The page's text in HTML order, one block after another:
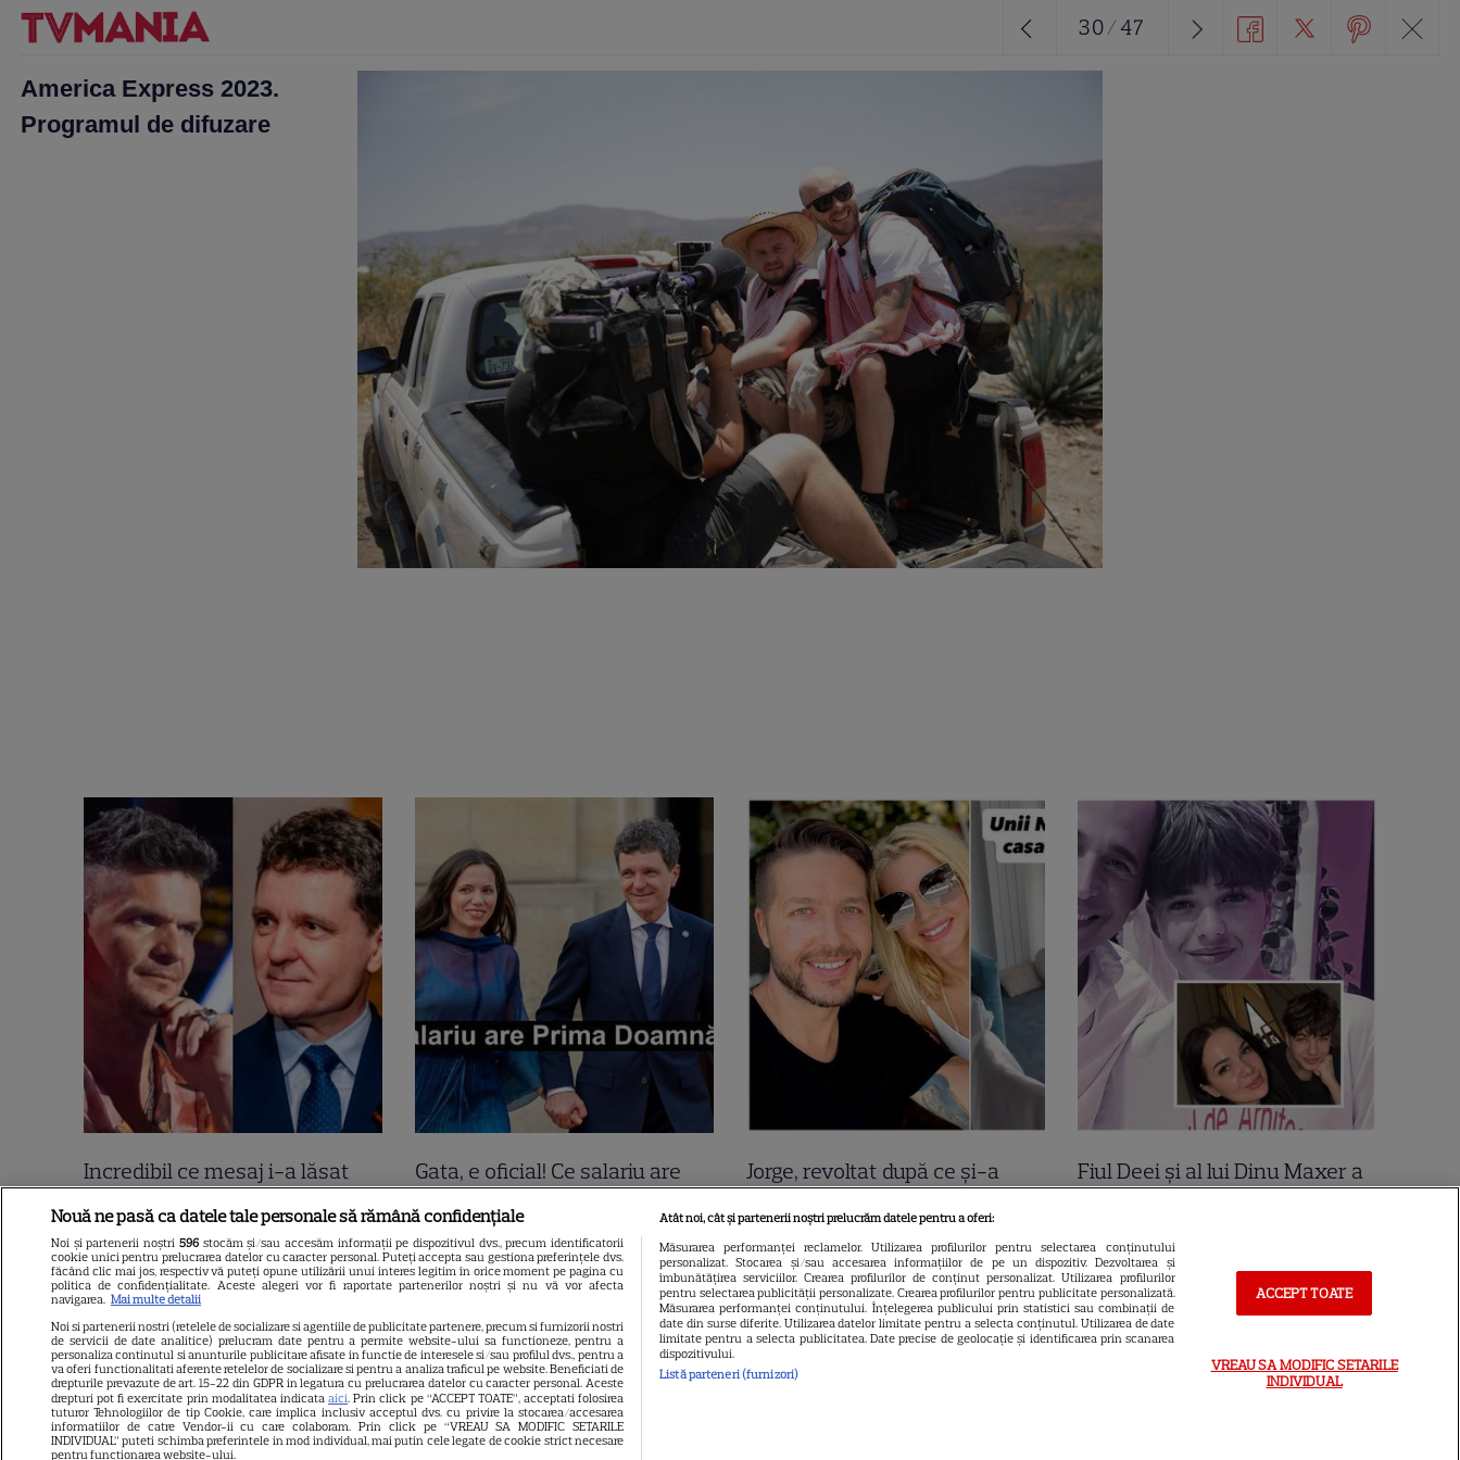
America Express 2023.
Programul de difuzare
30/ 47
Incredibil ce mesaj i-a lăsat
Tudor Chirilă lui Nicușor Dan,
direct pe Facebook! 2400 de
oameni i-au dat like lui Tudor!
“Sunt curios cine vă…”.
Continuarea e șah mat
Gata, e oficial! Ce salariu are
Mirabela Grădinaru, dar asta
nu e tot! Surpriza uriașă din
declarația de avere! Da, scrie
negru pe alb! O cheamă…
Jorge, revoltat după ce și-a
devastat. Ce au lăsat în urmă
turiștii este strigător la Cer
Fiul Deei și al lui Dinu Maxer a
din București. Andreas, admis
fără meditații, cu note maxime
Nouă ne pasă ca datele tale personale să rămână confidențiale
Noi și partenerii noștri 596stocăm și/sau accesăm informații pe dispozitivul dvs., precum identificatorii
cookie unici pentru prelucrarea datelor cu caracter personal. Puteți accepta sau gestiona preferințele dvs.
făcând clic mai jos, respectiv vă puteți opune utilizării unui interes legitim în orice moment pe pagina cu
politica de confidențialitate. Aceste alegeri vor fi raportate partenerilor noștri și nu vă vor afecta
navigarea. Mai multe detalii
Noi si partenerii nostri (retelele de socializare si agentiile de publicitate partenere, precum si furnizorii nostri
de servicii de date analitice) prelucram date pentru a permite website-ului sa functioneze, pentru a
personaliza continutul si anunturile publicitare afisate in functie de interesele si/sau profilul dvs., pentru a
va oferi functionalitati aferente retelelor de socializare si pentru a analiza traficul pe website. Beneficiati de
drepturile prevazute de art. 15-22 din GDPR in legatura cu prelucrarea datelor cu caracter personal. Aceste
drepturi pot fi exercitate prin modalitatea indicataaici. Prin click pe “ACCEPT TOATE”, acceptati folosirea
tuturor Tehnologiilor de tip Cookie, care implica inclusiv acceptul dvs. cu privire la stocarea/accesarea
informatiilor de catre Vendor-ii cu care colaboram. Prin click pe “VREAU SA MODIFIC SETARILE
INDIVIDUAL” puteti schimba preferintele in mod individual, mai putin cele legate de cookie strict necesare
pentru functionarea website-ului.
Atât noi, cât și partenerii noștri prelucrăm datele pentru a oferi:
Măsurarea performanței reclamelor. Utilizarea profilurilor pentru selectarea conținutului
personalizat. Stocarea și/sau accesarea informațiilor de pe un dispozitiv. Dezvoltarea și
îmbunătățirea serviciilor. Crearea profilurilor de conținut personalizat. Utilizarea profilurilor
pentru selectarea publicității personalizate. Crearea profilurilor pentru publicitate personalizată.
Măsurarea performanței conținutului. Înțelegerea publicului prin statistici sau combinații de
date din surse diferite. Utilizarea datelor limitate pentru a selecta conținutul. Utilizarea de date
limitate pentru a selecta publicitatea. Date precise de geolocație și identificarea prin scanarea
dispozitivului.
Listă parteneri (furnizori)
ACCEPT TOATE
VREAU SA MODIFIC SETARILE
INDIVIDUAL